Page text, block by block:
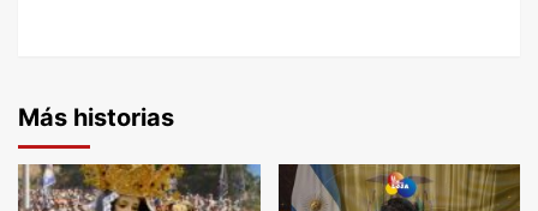
Más historias